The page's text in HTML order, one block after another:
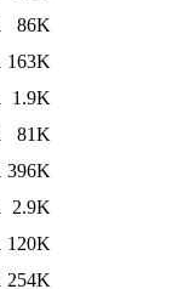
86K
163K
1.9K
81K
396K
2.9K
120K
254K